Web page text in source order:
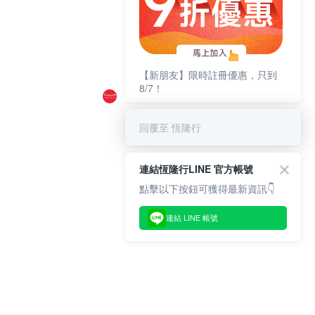
【新朋友】限時註冊優惠，只到
8/7！
回覆至 恆隆行
連結恆隆行LINE 官方帳號
點擊以下按鈕可獲得最新資訊👇
連結 LINE 帳號